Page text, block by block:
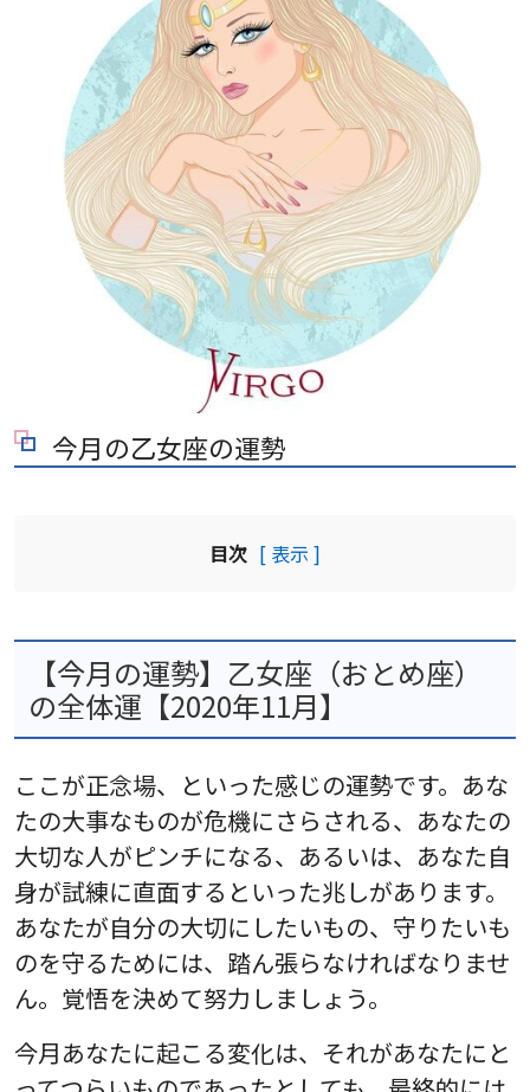
今月の乙女座の運勢
目次 [ 表示 ]
【今月の運勢】乙女座（おとめ座）
の全体運【2020年11月】
ここが正念場、といった感じの運勢です。あな
たの大事なものが危機にさらされる、あなたの
大切な人がピンチになる、あるいは、あなた自
身が試練に直面するといった兆しがあります。
あなたが自分の大切にしたいもの、守りたいも
のを守るためには、踏ん張らなければなりませ
ん。覚悟を決めて努力しましょう。
今月あなたに起こる変化は、それがあなたにと